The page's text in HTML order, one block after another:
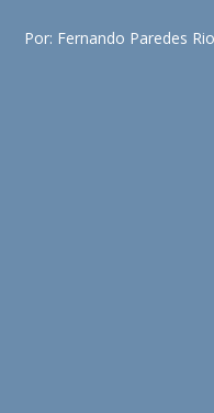
Por: Fernando Paredes